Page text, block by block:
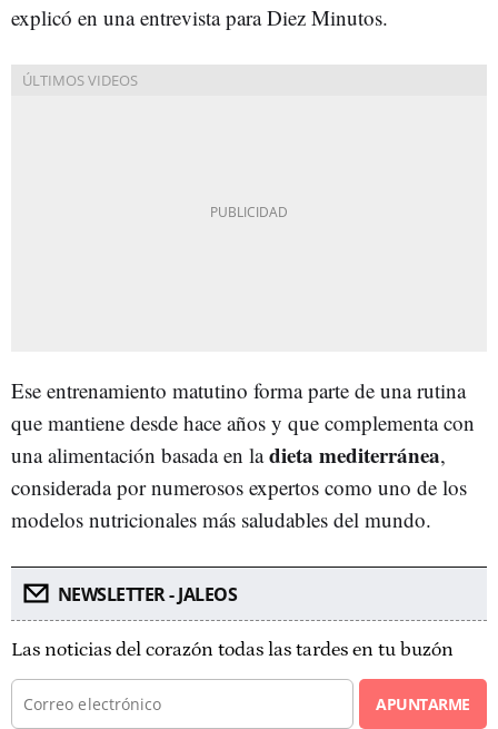
explicó en una entrevista para Diez Minutos.
Ese entrenamiento matutino forma parte de una rutina
que mantiene desde hace años y que complementa con
una alimentación basada en ladieta mediterránea,
considerada por numerosos expertos como uno de los
modelos nutricionales más saludables del mundo.
NEWSLETTER - JALEOS
Las noticias del corazón todas las tardes en tu buzón
APUNTARME